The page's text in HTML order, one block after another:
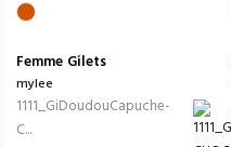
Femme Gilets
mylee
1111_GiDoudouCapuche-
C...